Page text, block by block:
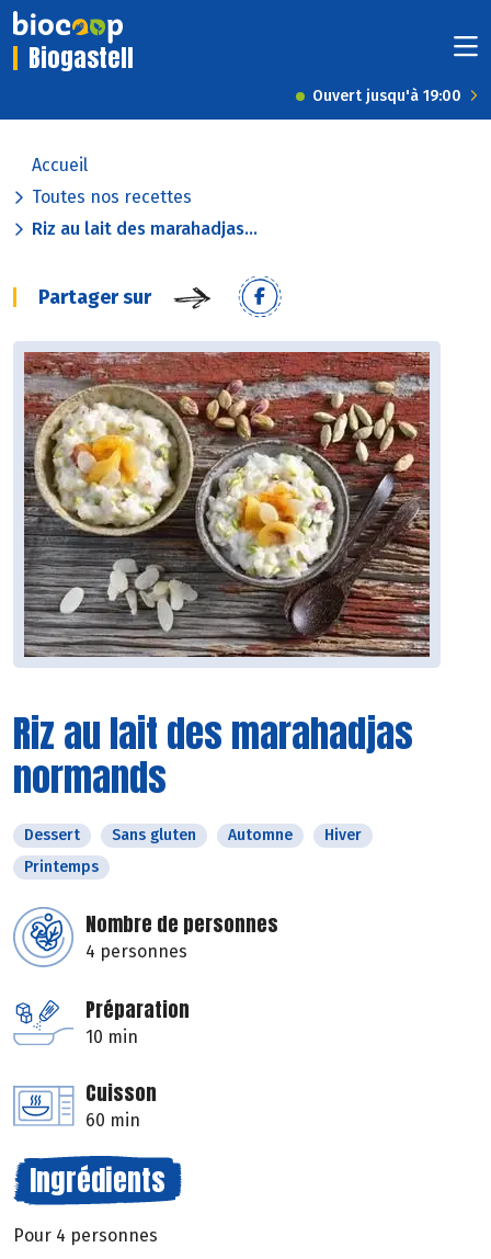
Biogastell
Ouvert jusqu'à 19:00
Accueil
Toutes nos recettes
Riz au lait des marahadjas...
Partager sur
Riz au lait des marahadjas
normands
Dessert Sans gluten Automne
Hiver
Printemps
Nombre de personnes
4 personnes
Préparation
10 min
Cuisson
60 min
Ingrédients
Pour 4 personnes